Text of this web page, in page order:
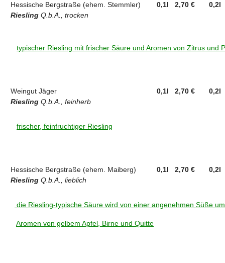
Hessische Bergstraße (ehem. Stemmler)
Riesling Q.b.A., trocken
0,1l 2,70 € 0,2l
typischer Riesling mit frischer Säure und Aromen von Zitrus und
Weingut Jäger
Riesling Q.b.A., feinherb
0,1l 2,70 € 0,2l
frischer, feinfruchtiger Riesling
Hessische Bergstraße (ehem. Maiberg)
Riesling Q.b.A., lieblich
0,1l 2,70 € 0,2l
die Riesling-typische Säure wird von einer angenehmen Süße
Aromen von gelbem Apfel, Birne und Quitte